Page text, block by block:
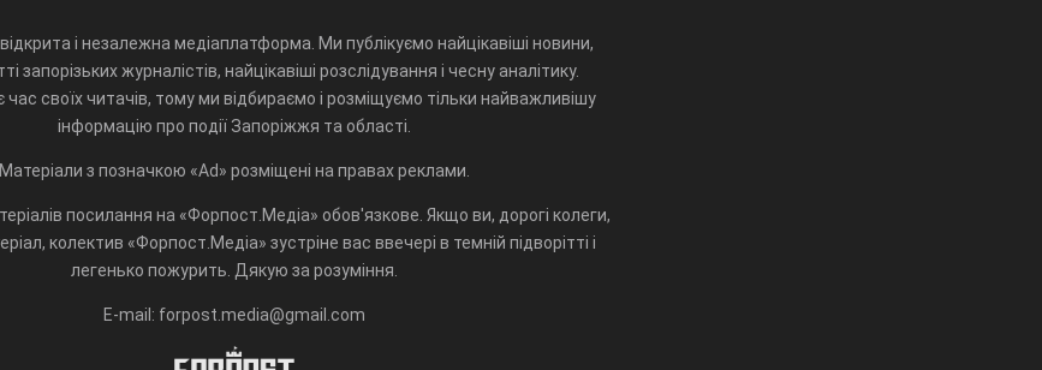
і незалежна медіаплатформа. Ми публікуємо найцікавіші новини,
запорізьких журналістів, найцікавіші розслідування і чесну аналітику.
час своїх читачів, тому ми відбираємо і розміщуємо тільки найважливішу
інформацію про події Запоріжжя та області.
Матеріали з позначкою «Ad» розміщені на правах реклами.
посилання на «Форпост.Медіа» обов'язкове. Якщо ви, дорогі колеги,
колектив «Форпост.Медіа» зустріне вас ввечері в темній підворітті і
легенько пожурить. Дякую за розуміння.
E-mail: forpost.media@gmail.com